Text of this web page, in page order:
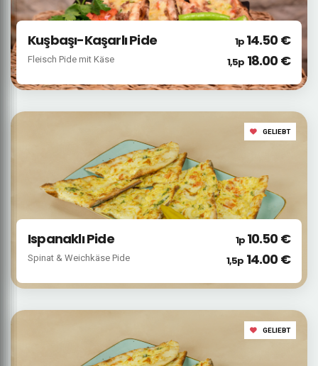
Kuşbaşı-Kaşarlı Pide
Fleisch Pide mit Käse
1p 14.50 €
1,5p 18.00 €
GELIEBT
Ispanaklı Pide
Spinat & Weichkäse Pide
1p 10.50 €
1,5p 14.00 €
GELIEBT